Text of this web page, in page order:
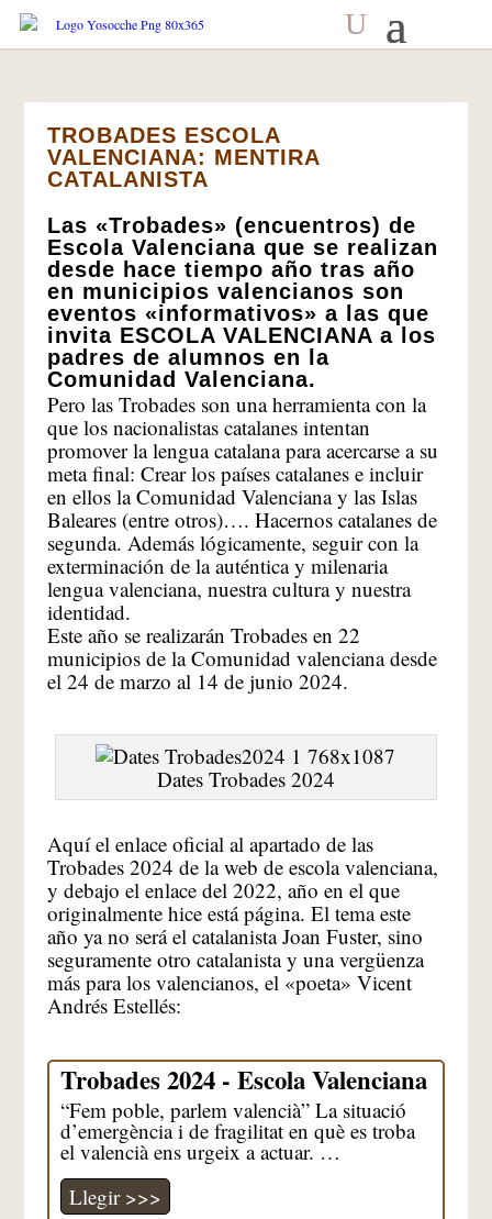
TROBADES ESCOLA
VALENCIANA: MENTIRA
CATALANISTA
Las «Trobades» (encuentros) de
Escola Valenciana que se realizan
desde hace tiempo año tras año
en municipios valencianos son
eventos «informativos» a las que
invita ESCOLA VALENCIANA a los
padres de alumnos en la
Comunidad Valenciana.
Pero las Trobades son una herramienta con la
que los nacionalistas catalanes intentan
promover la lengua catalana para acercarse a su
meta final: Crear los países catalanes e incluir
en ellos la Comunidad Valenciana y las Islas
Baleares (entre otros)…. Hacernos catalanes de
segunda. Además lógicamente, seguir con la
exterminación de la auténtica y milenaria
lengua valenciana, nuestra cultura y nuestra
identidad.
Este año se realizarán Trobades en 22
municipios de la Comunidad valenciana desde
el 24 de marzo al 14 de junio 2024.
Dates Trobades 2024
Aquí el enlace oficial al apartado de las
Trobades 2024 de la web de escola valenciana,
y debajo el enlace del 2022, año en el que
originalmente hice está página. El tema este
año ya no será el catalanista Joan Fuster, sino
seguramente otro catalanista y una vergüenza
más para los valencianos, el «poeta» Vicent
Andrés Estellés:
Trobades 2024 - Escola Valenciana
“Fem poble, parlem valencià” La situació
d’emergència i de fragilitat en què es troba
el valencià ens urgeix a actuar. …
Llegir >>>